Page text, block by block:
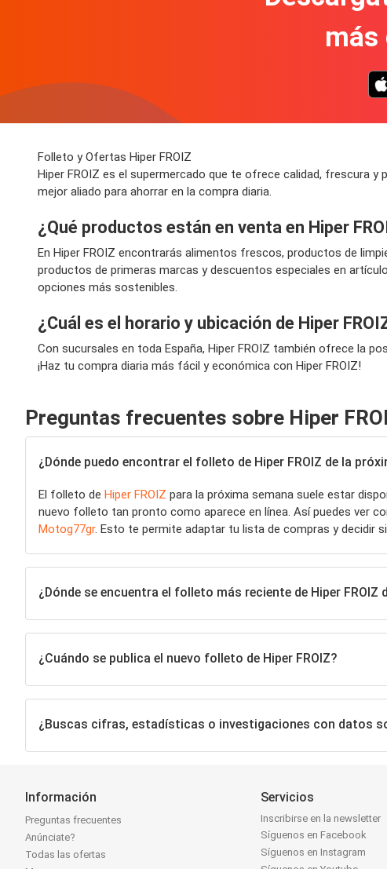
más
Folleto y Ofertas Hiper FROIZ
Hiper FROIZ es el supermercado que te ofrece calidad, frescura
mejor aliado para ahorrar en la compra diaria.
¿Qué productos están en venta en Hiper
En Hiper FROIZ encontrarás alimentos frescos, productos de
productos de primeras marcas y descuentos especiales en
opciones más sostenibles.
¿Cuál es el horario y ubicación de Hiper
Con sucursales en toda España, Hiper FROIZ también ofrece la
¡Haz tu compra diaria más fácil y económica con Hiper FROIZ!
Preguntas frecuentes sobre Hiper
¿Dónde puedo encontrar el folleto de Hiper FROIZ de la
El folleto de Hiper FROIZ para la próxima semana suele estar
nuevo folleto tan pronto como aparece en línea. Así puedes ver
Motog77gr. Esto te permite adaptar tu lista de compras y decidir
¿Dónde se encuentra el folleto más reciente de Hiper FROIZ
¿Cuándo se publica el nuevo folleto de Hiper FROIZ?
¿Buscas cifras, estadísticas o investigaciones con datos
Información
Preguntas frecuentes
Anúnciate?
Todas las ofertas
Servicios
Inscribirse en la newsletter
Síguenos en Facebook
Síguenos en Instagram